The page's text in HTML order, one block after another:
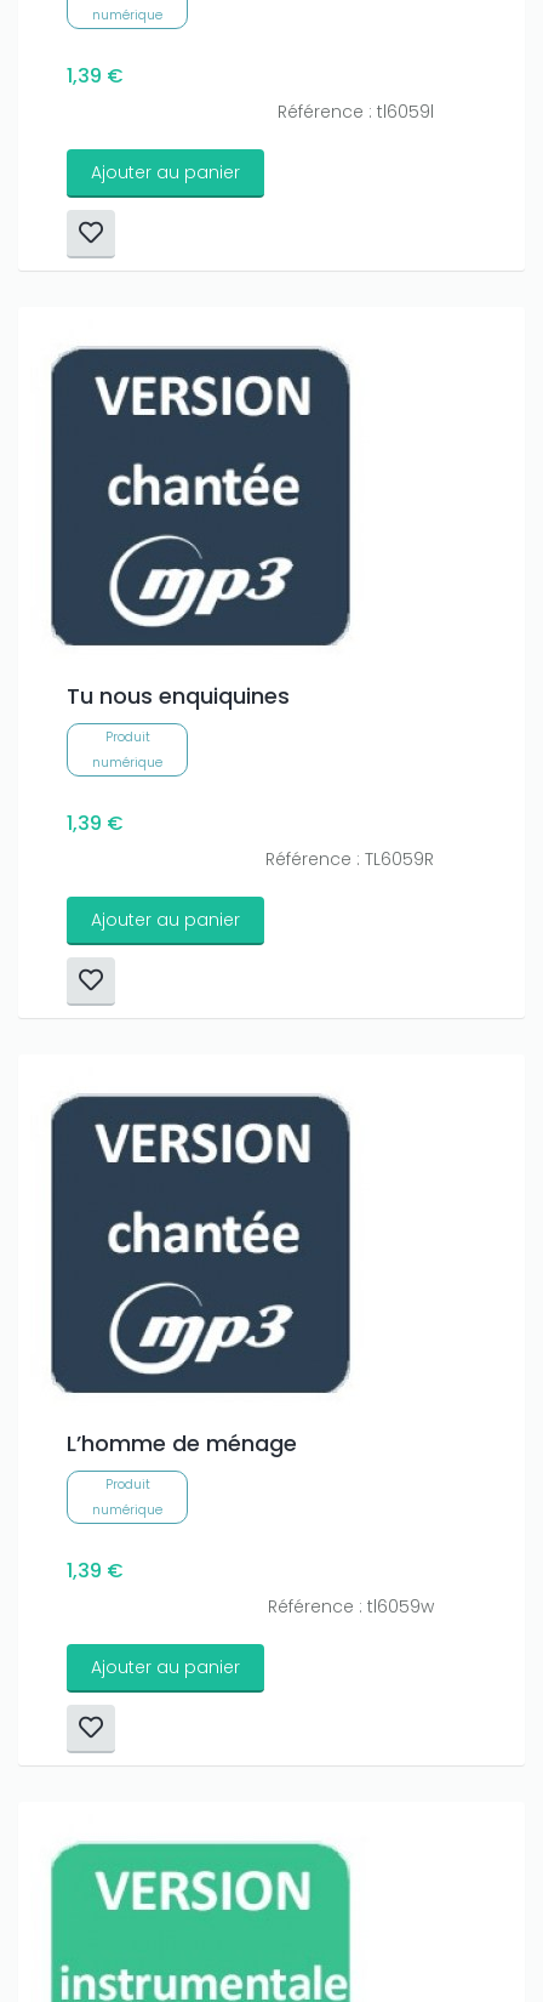
numérique
1,39 €
Référence : tl6059l
Ajouter au panier
Tu nous enquiquines
Produit
numérique
1,39 €
Référence : TL6059R
Ajouter au panier
L’homme de ménage
Produit
numérique
1,39 €
Référence : tl6059w
Ajouter au panier